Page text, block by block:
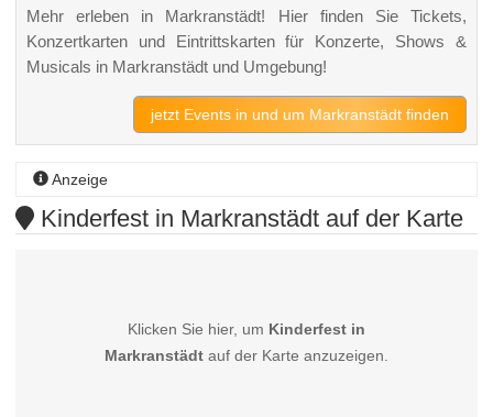
Mehr erleben in Markranstädt! Hier finden Sie Tickets,
Konzertkarten und Eintrittskarten für Konzerte, Shows &
Musicals in Markranstädt und Umgebung!
jetzt Events in und um Markranstädt finden
Anzeige
Kinderfest in Markranstädt auf der Karte
Klicken Sie hier, um Kinderfest in
Markranstädtauf der Karte anzuzeigen.